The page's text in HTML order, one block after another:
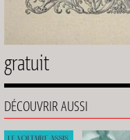
gratuit
DÉCOUVRIR AUSSI